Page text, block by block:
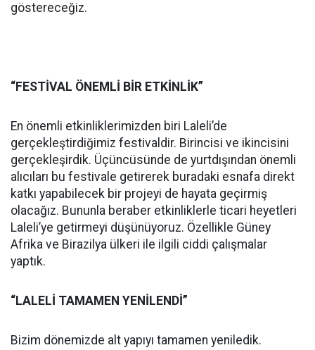
göstereceğiz.
“FESTİVAL ÖNEMLİ BİR ETKİNLİK”
En önemli etkinliklerimizden biri Laleli’de
gerçekleştirdiğimiz festivaldir. Birincisi ve ikincisini
gerçekleşirdik. Üçüncüsünde de yurtdışından önemli
alıcıları bu festivale getirerek buradaki esnafa direkt
katkı yapabilecek bir projeyi de hayata geçirmiş
olacağız. Bununla beraber etkinliklerle ticari heyetleri
Laleli’ye getirmeyi düşünüyoruz. Özellikle Güney
Afrika ve Birazilya ülkeri ile ilgili ciddi çalışmalar
yaptık.
“LALELİ TAMAMEN YENİLENDİ”
Bizim dönemizde alt yapıyı tamamen yeniledik.